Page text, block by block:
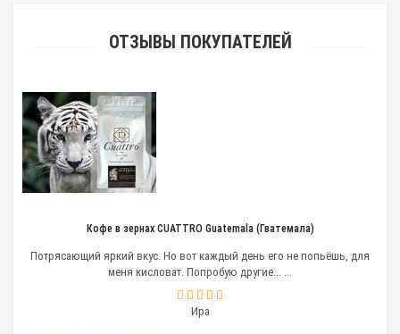
ОТЗЫВЫ ПОКУПАТЕЛЕЙ
Кофе в зернах CUATTRO Guatemala (Гватемала)
Потрясающий яркий вкус. Но вот каждый день его не попьёшь, для
меня кисловат. Попробую другие... ...
Ира